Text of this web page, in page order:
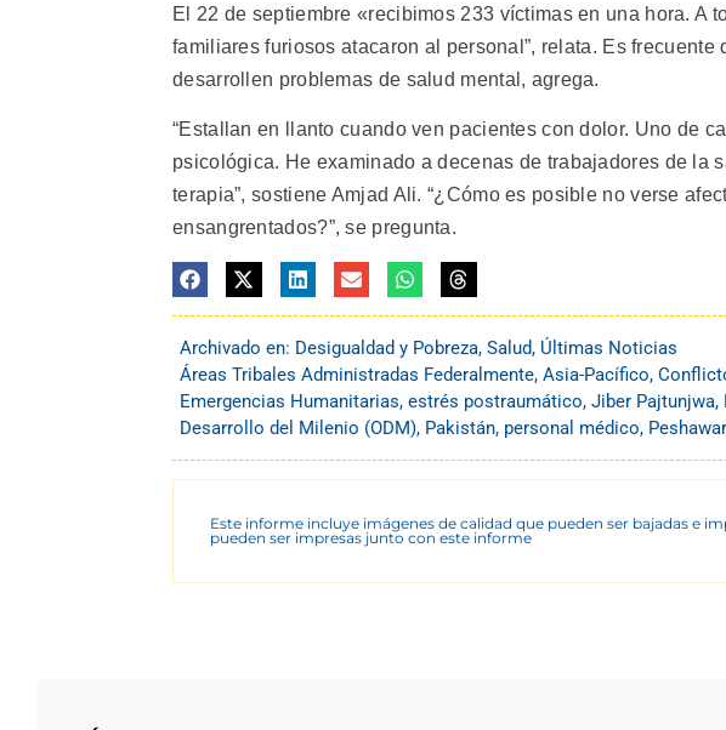
El 22 de septiembre «recibimos 233 víctimas en una hora. A
familiares furiosos atacaron al personal”, relata. Es frecuente
desarrollen problemas de salud mental, agrega.
“Estallan en llanto cuando ven pacientes con dolor. Uno de
psicológica. He examinado a decenas de trabajadores de la
terapia”, sostiene Amjad Ali. “¿Cómo es posible no verse
ensangrentados?”, se pregunta.
Archivado en: Desigualdad y Pobreza, Salud, Últimas Noticias
Áreas Tribales Administradas Federalmente, Asia-Pacífico,
Emergencias Humanitarias, estrés postraumático, Jiber Pajtunjwa,
Desarrollo del Milenio (ODM), Pakistán, personal médico, Peshawar
Este informe incluye imágenes de calidad que pueden ser bajadas e
pueden ser impresas junto con este informe